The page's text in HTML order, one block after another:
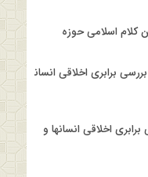
کلام اسلامی حوزه
برابری اخلاقی انسانها
اخلاقی انسانها و